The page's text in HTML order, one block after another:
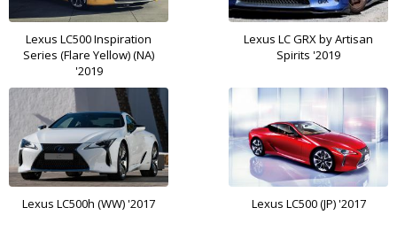
Lexus LC500 Inspiration
Series (Flare Yellow) (NA)
'2019
Lexus LC GRX by Artisan
Spirits '2019
Lexus LC500h (WW) '2017 Lexus LC500 (JP) '2017